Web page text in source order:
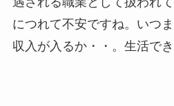
につれて不安ですね。いつ
収入が入るか・・。生活でき